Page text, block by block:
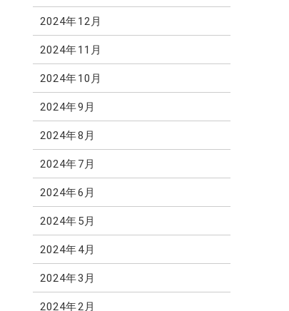
2024年12月
2024年11月
2024年10月
2024年9月
2024年8月
2024年7月
2024年6月
2024年5月
2024年4月
2024年3月
2024年2月